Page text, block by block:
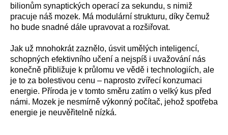
bilionům synaptických operací za sekundu, s nimiž
pracuje náš mozek. Má modulární strukturu, díky čemuž
ho bude snadné dále upravovat a rozšiřovat.
Jak už mnohokrát zaznělo, úsvit umělých inteligencí,
schopných efektivního učení a nejspíš i uvažování nás
konečně přibližuje k průlomu ve vědě i technologiích, ale
je to za bolestivou cenu – naprosto zvířecí konzumaci
energie. Příroda je v tomto směru zatím o velký kus před
námi. Mozek je nesmírně výkonný počítač, jehož spotřeba
energie je neuvěřitelně nízká.